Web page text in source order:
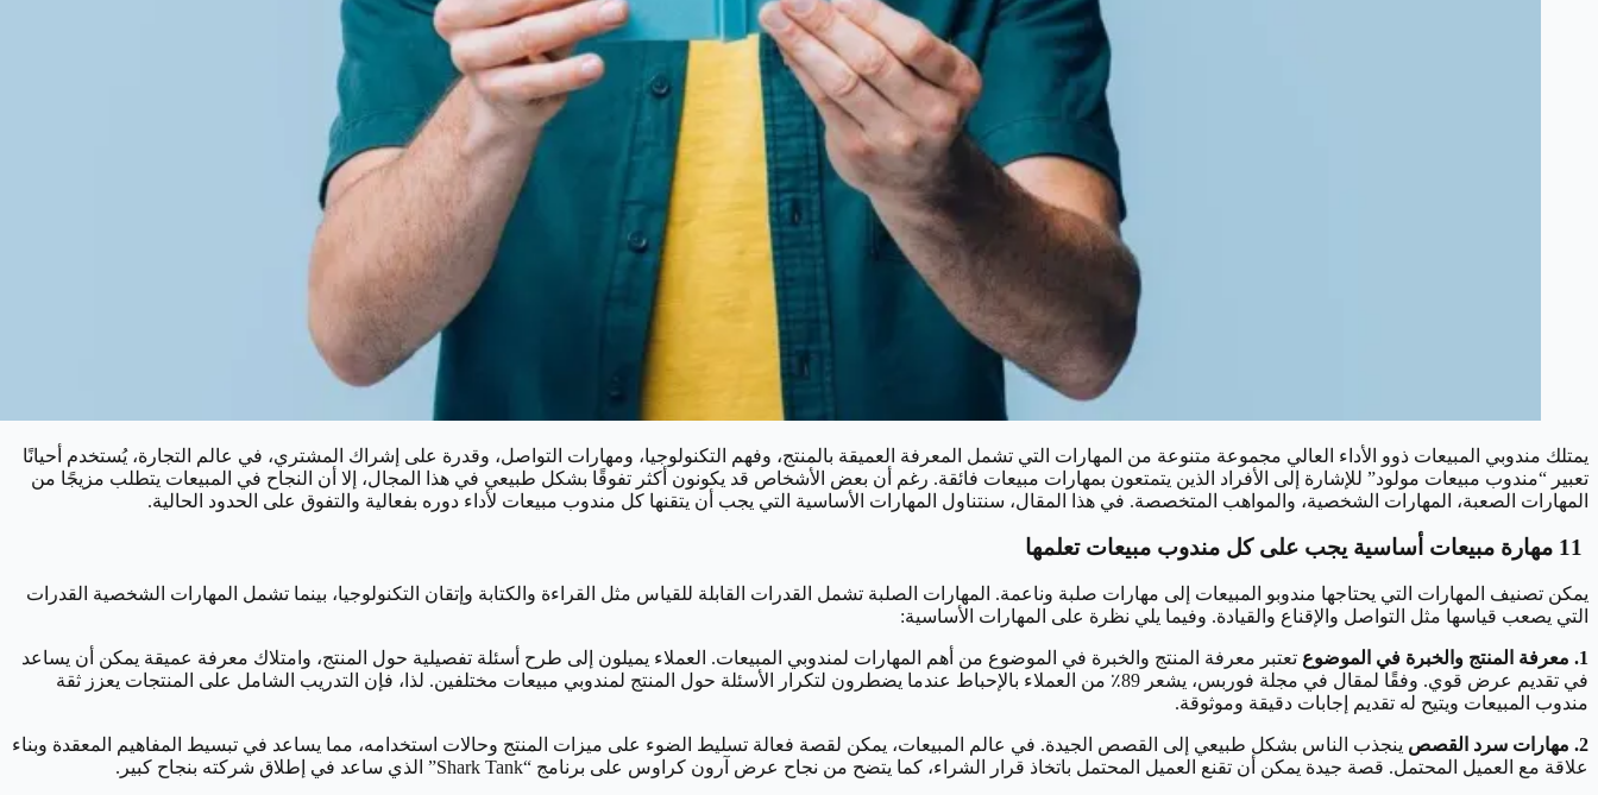
يمتلك مندوبي المبيعات ذوو الأداء العالي مجموعة متنوعة من المهارات التي تشمل المعرفة العميقة بالمنتج، وفهم التكنولوجيا، ومهارات التواصل، وقدرة على إشراك المشتري، في عالم التجارة، يُستخدم أحيانًا
تعبير “مندوب مبيعات مولود” للإشارة إلى الأفراد الذين يتمتعون بمهارات مبيعات فائقة. رغم أن بعض الأشخاص قد يكونون أكثر تفوقًا بشكل طبيعي في هذا المجال، إلا أن النجاح في المبيعات يتطلب مزيجًا من
المهارات الصعبة، المهارات الشخصية، والمواهب المتخصصة. في هذا المقال، سنتناول المهارات الأساسية التي يجب أن يتقنها كل مندوب مبيعات لأداء دوره بفعالية والتفوق على الحدود الحالية.
يمكن تصنيف المهارات التي يحتاجها مندوبو المبيعات إلى مهارات صلبة وناعمة. المهارات الصلبة تشمل القدرات القابلة للقياس مثل القراءة والكتابة وإتقان التكنولوجيا، بينما تشمل المهارات الشخصية القدرات
التي يصعب قياسها مثل التواصل والإقناع والقيادة. وفيما يلي نظرة على المهارات الأساسية:
1. معرفة المنتج والخبرة في الموضوع
تعتبر معرفة المنتج والخبرة في الموضوع من أهم المهارات لمندوبي المبيعات. العملاء يميلون إلى طرح أسئلة تفصيلية حول المنتج، وامتلاك معرفة عميقة يمكن أن يساعد
في تقديم عرض قوي. وفقًا لمقال في مجلة فوربس، يشعر 89٪ من العملاء بالإحباط عندما يضطرون لتكرار الأسئلة حول المنتج لمندوبي مبيعات مختلفين. لذا، فإن التدريب الشامل على المنتجات يعزز ثقة
مندوب المبيعات ويتيح له تقديم إجابات دقيقة وموثوقة.
2. مهارات سرد القصص
ينجذب الناس بشكل طبيعي إلى القصص الجيدة. في عالم المبيعات، يمكن لقصة فعالة تسليط الضوء على ميزات المنتج وحالات استخدامه، مما يساعد في تبسيط المفاهيم المعقدة وبناء
علاقة مع العميل المحتمل. قصة جيدة يمكن أن تقنع العميل المحتمل باتخاذ قرار الشراء، كما يتضح من نجاح عرض آرون كراوس على برنامج “Shark Tank” الذي ساعد في إطلاق شركته بنجاح كبير.